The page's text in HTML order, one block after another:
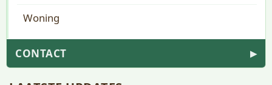
Woning
CONTACT ▶